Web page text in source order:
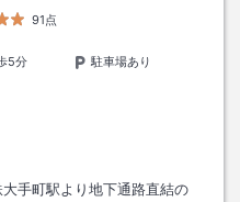
91点
5分
駐車場あり
手町駅より地下通路直結の